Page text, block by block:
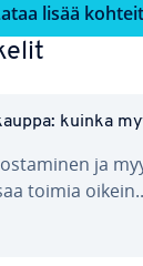
lisää
kuinka
ja
toimia